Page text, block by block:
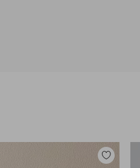
Dodaj